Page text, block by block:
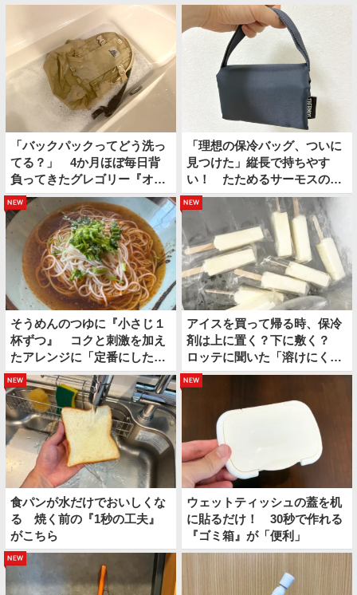
「バックパックってどう洗っ
てる？」 4か月ほぼ毎日背
負ってきたグレゴリー『オー
ルデイ』を…
「理想の保冷バッグ、ついに
見つけた」縦長で持ちやす
い！ たためるサーモスの保
冷ショッピングバッグ
new
そうめんのつゆに『小さじ１
杯ずつ』 コクと刺激を加え
たアレンジに「定番にした
い」
アイスを買って帰る時、保冷
剤は上に置く？下に敷く？
ロッテに聞いた「溶けにくい
持ち帰り方」
new
食パンが水だけでおいしくな
る 焼く前の『1秒の工夫』
がこちら
ウェットティッシュの蓋を机
に貼るだけ！ 30秒で作れる
『ゴミ箱』が「便利」